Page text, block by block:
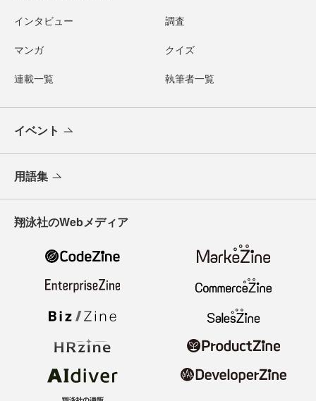
インタビュー 調査
マンガ クイズ
連載一覧 執筆者一覧
イベント
用語集
翔泳社のWebメディア